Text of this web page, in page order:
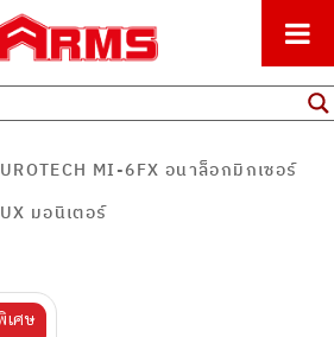
ด ตั้งแต่เริ่มต้นถึงมืออาชีพ
MI-6FX อนาล็อกมิกเซอร์
มอนิเตอร์
เศษ